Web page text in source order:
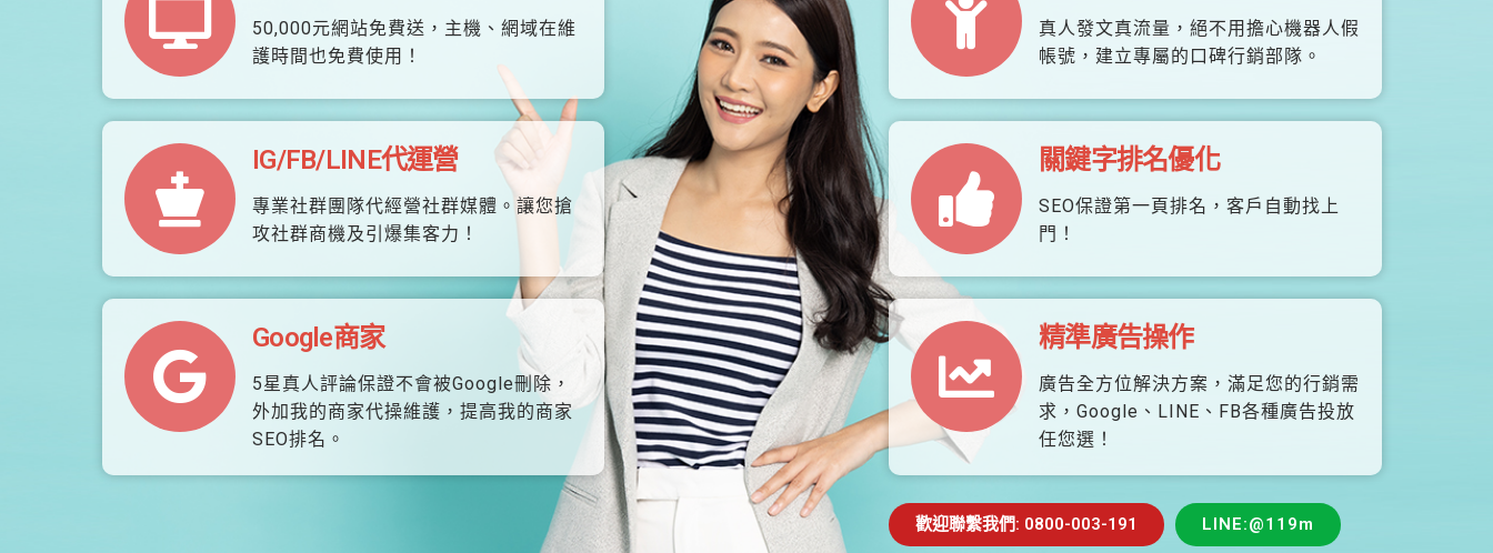
50,000元網站免費送，主機、網域在維
護時間也免費使用！
IG/FB/LINE代運營
專業社群團隊代經營社群媒體。讓您搶
攻社群商機及引爆集客力！
Google商家
5星真人評論保證不會被Google刪除，
外加我的商家代操維護，提高我的商家
SEO排名。
真人發文真流量，絕不用擔心機器人假
帳號，建立專屬的口碑行銷部隊。
關鍵字排名優化
SEO保證第一頁排名，客戶自動找上
門！
精準廣告操作
廣告全方位解決方案，滿足您的行銷需
求，Google、LINE、FB各種廣告投放
任您選！
歡迎聯繫我們: 0800-003-191 LINE:@119m